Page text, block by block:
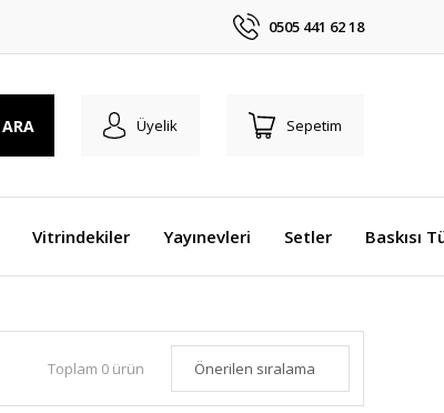
0505 441 62 18
ARA Üyelik Sepetim
Vitrindekiler Yayınevleri Setler Baskısı
Toplam 0 ürün